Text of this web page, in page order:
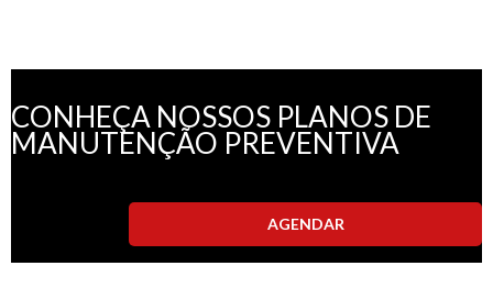
CONHEÇA NOSSOS PLANOS DE
MANUTENÇÃO PREVENTIVA
AGENDAR